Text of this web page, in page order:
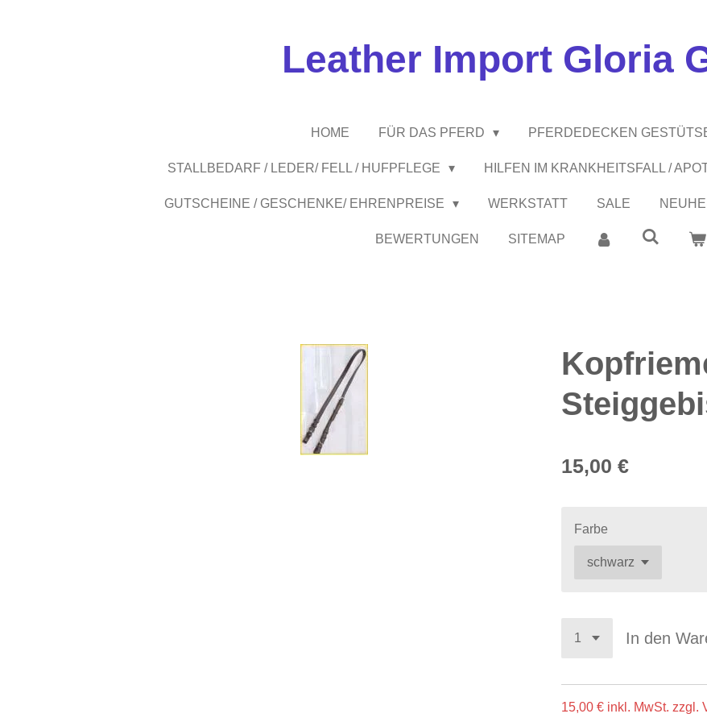
Leather Import Gloria
HOME FÜR DAS PFERD PFERDEDECKEN
STALLBEDARF / LEDER/ FELL / HUFPFLEGE HILFEN IM KRANKHEITSFALL /
GUTSCHEINE / GESCHENKE/ EHRENPREISE WERKSTATT SALE
BEWERTUNGEN SITEMAP
15,00 €
Farbe
In den
15,00 € inkl. MwSt. zzgl.